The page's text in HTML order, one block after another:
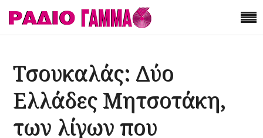
Τσουκαλάς: Δύο
Ελλάδες Μητσοτάκη,
των λίγων που